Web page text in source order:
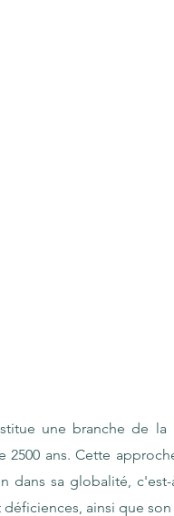
une branche de la
2500 ans. Cette
dans sa globalité,
déficiences, ainsi que